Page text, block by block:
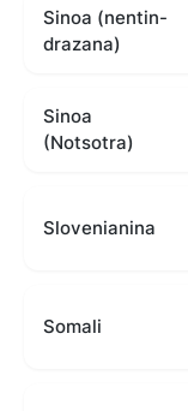
Sinoa (nentin-
drazana)
Sinoa
(Notsotra)
Slovenianina
Somali